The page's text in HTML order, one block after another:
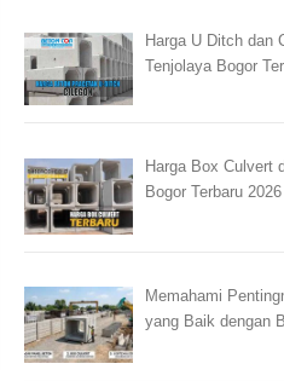
Harga U Ditch dan
Tenjolaya Bogor
Harga Box Culvert
Bogor Terbaru 2026
Memahami
yang Baik dengan